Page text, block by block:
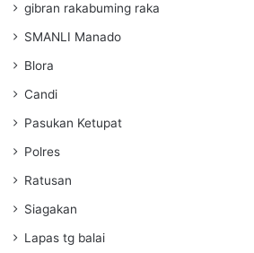
gibran rakabuming raka
SMANLI Manado
Blora
Candi
Pasukan Ketupat
Polres
Ratusan
Siagakan
Lapas tg balai